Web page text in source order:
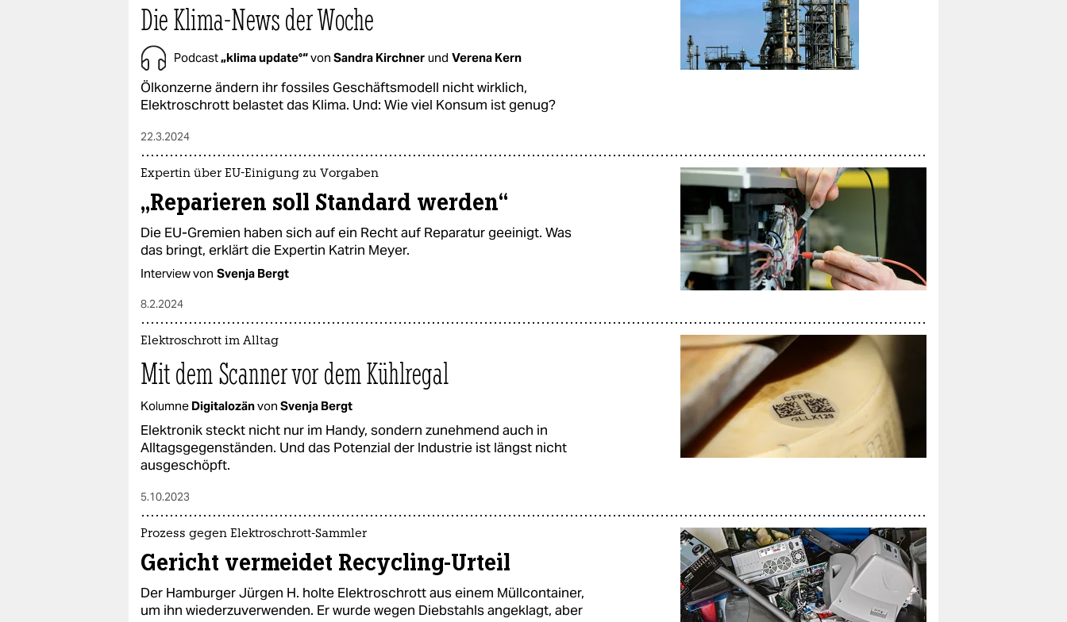
Die Klima-News der Woche
Podcast„klima update°“von Sandra Kirchner und Verena Kern
Ölkonzerne ändern ihr fossiles Geschäftsmodell nicht wirklich,
Elektroschrott belastet das Klima. Und: Wie viel Konsum ist genug?
22.3.2024
Expertin über EU-Einigung zu Vorgaben
„Reparieren soll Standard werden“
Die EU-Gremien haben sich auf ein Recht auf Reparatur geeinigt. Was
das bringt, erklärt die Expertin Katrin Meyer.
Interview von Svenja Bergt
8.2.2024
Elektroschrott im Alltag
Mit dem Scanner vor dem Kühlregal
Kolumne Digitalozänvon Svenja Bergt
Elektronik steckt nicht nur im Handy, sondern zunehmend auch in
Alltagsgegenständen. Und das Potenzial der Industrie ist längst nicht
ausgeschöpft.
5.10.2023
Prozess gegen Elektroschrott-Sammler
Gericht vermeidet Recycling-Urteil
Der Hamburger Jürgen H. holte Elektroschrott aus einem Müllcontainer,
um ihn wiederzuverwenden. Er wurde wegen Diebstahls angeklagt, aber